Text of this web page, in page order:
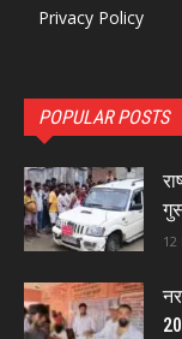
Privacy Policy
POPULAR POSTS
12